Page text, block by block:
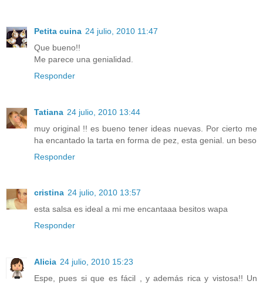
Petita cuina 24 julio, 2010 11:47
Que bueno!!
Me parece una genialidad.
Responder
Tatiana 24 julio, 2010 13:44
muy original !! es bueno tener ideas nuevas. Por cierto me
ha encantado la tarta en forma de pez, esta genial. un beso
Responder
cristina 24 julio, 2010 13:57
esta salsa es ideal a mi me encantaaa besitos wapa
Responder
Alicia 24 julio, 2010 15:23
Espe, pues si que es fácil , y además rica y vistosa!! Un